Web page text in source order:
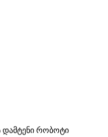
დამტენი რობოტი